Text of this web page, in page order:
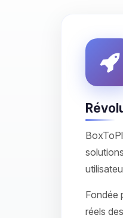
Fondée
réels